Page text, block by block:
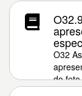
O32
do feto